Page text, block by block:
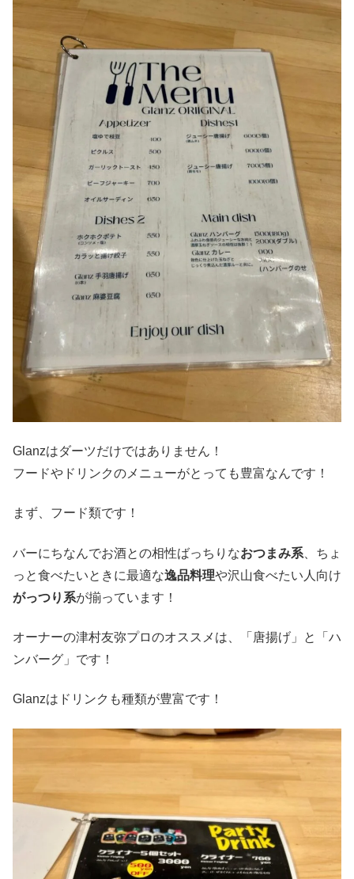
Glanzはダーツだけではありません！
フードやドリンクのメニューがとっても豊富なんです！
まず、フード類です！
バーにちなんでお酒との相性ばっちりなおつまみ系 、ちょ
っと食べたいときに最適な逸品料理や沢山食べたい人向け
がっつり系が揃っています！
オーナーの津村友弥プロのオススメは、「唐揚げ」と「ハ
ンバーグ」です！
Glanzはドリンクも種類が豊富です！